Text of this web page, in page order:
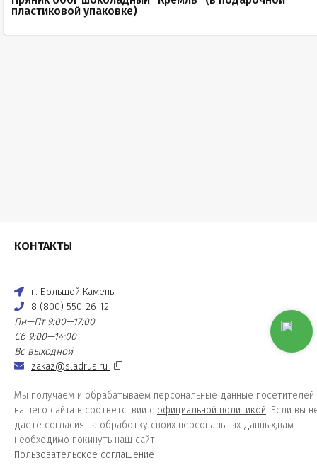
пластиковой упаковке)
КОНТАКТЫ
г. Большой Камень
8 (800) 550-26-12
Пн—Пт 9:00—17:00
Сб 9:00—14:00
Вс выходной
zakaz@sladrus.ru
Мы получаем и обрабатываем персональные данные посетителей
нашего сайта в соответствии с официальной политикой. Если вы
даете согласия на обработку своих персональных данных,вам
необходимо покинуть наш сайт.
Пользовательское соглашение